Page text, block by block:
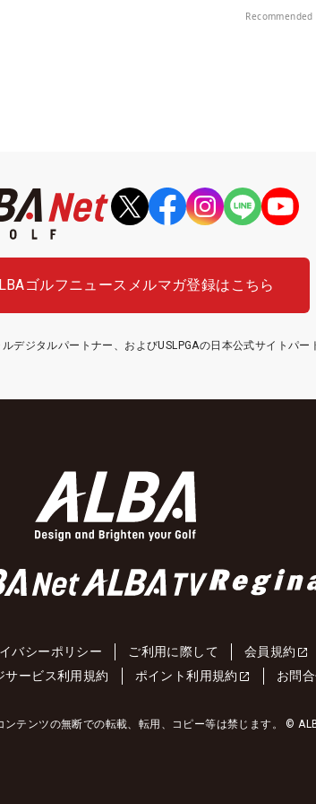
Recommended
ゴルフニュース メルマガ登録はこちら
デジタルパートナー、およびUSLPGAの日本公式サイトパー
バシーポリシー ご利用に際して 会員規約
サービス利用規約 ポイント利用規約 お問
ンテンツの無断での転載、転用、コピー等は禁じます。 ©